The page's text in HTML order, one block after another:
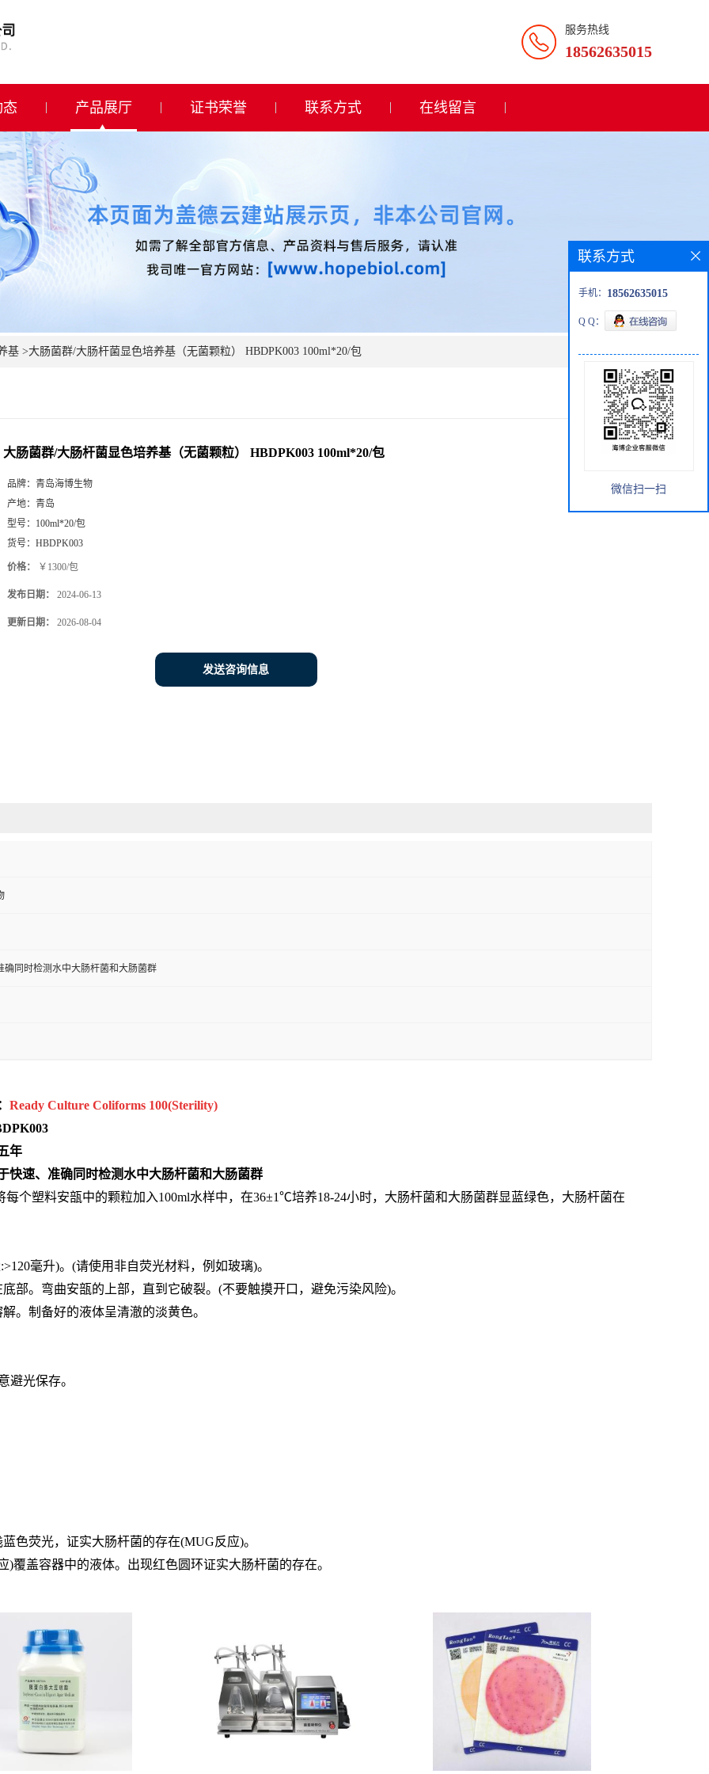
服务热线
18562635015
产品展厅 证书荣誉 联系方式 在线留言
基 >大肠菌群/大肠杆菌显色培养基（无菌颗粒） HBDPK003 100ml*20/包
大肠菌群/大肠杆菌显色培养基（无菌颗粒） HBDPK003 100ml*20/包
品牌： 青岛海博生物
产地： 青岛
型号： 100ml*20/包
货号： HBDPK003
价格： ￥1300/包
发布日期： 2024-06-13
更新日期： 2026-08-04
发送咨询信息
确同时检测水中大肠杆菌和大肠菌群
Ready Culture Coliforms 100(Sterility)
年
快速、准确同时检测水中大肠杆菌和大肠菌群
个塑料安瓿中的颗粒加入100ml水样中，在36±1℃培养18-24小时，大肠杆菌和大肠菌群显蓝绿色，大肠杆菌在
毫升)。(请使用非自荧光材料，例如玻璃)。
部。弯曲安瓿的上部，直到它破裂。(不要触摸开口，避免污染风险)。
。制备好的液体呈清澈的淡黄色。
避光保存。
色荧光，证实大肠杆菌的存在(MUG反应)。
覆盖容器中的液体。出现红色圆环证实大肠杆菌的存在。
联系方式
手机： 18562635015
Q Q：
微信扫一扫